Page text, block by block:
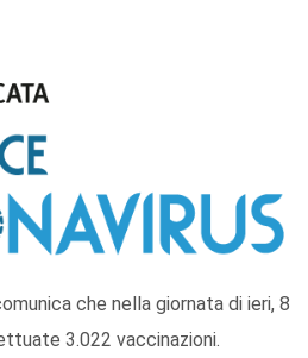
che nella giornata di ieri, 8
3.022 vaccinazioni.